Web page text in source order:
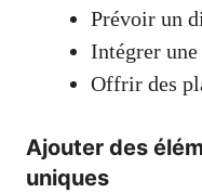
Prévoir un
Intégrer
Offrir des
Ajouter des
uniques